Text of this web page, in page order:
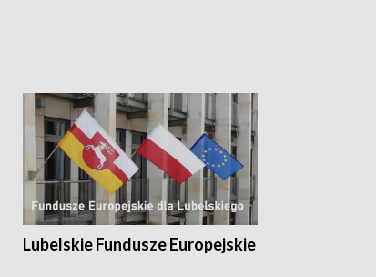
Lubelskie Fundusze Europejskie